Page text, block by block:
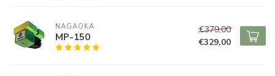
NAGAOKA
MP-150
€379,00
€329,00